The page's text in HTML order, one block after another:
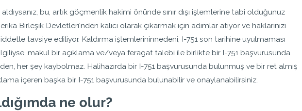
bu, artık göçmenlik hakimi önünde sınır dışı işlemlerine tabi olduğunuz
Birleşik Devletleri'nden kalıcı olarak çıkarmak için adımlar atıyor ve haklarınızı
tavsiye ediliyor. Kaldırma işlemlerininnedeni, I-751 son tarihine uyulmaması
makul bir açıklama ve/veya feragat talebi ile birlikte bir I-751 başvurusunda
her şey kaybolmaz. Halihazırda bir I-751 başvurusunda bulunmuş ve bir ret almış
içeren başka bir I-751 başvurusunda bulunabilir ve onaylanabilirsiniz.
ne olur?